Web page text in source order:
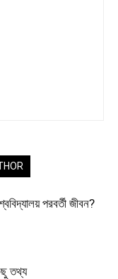
পরবর্তী জীবন?
তথ্য